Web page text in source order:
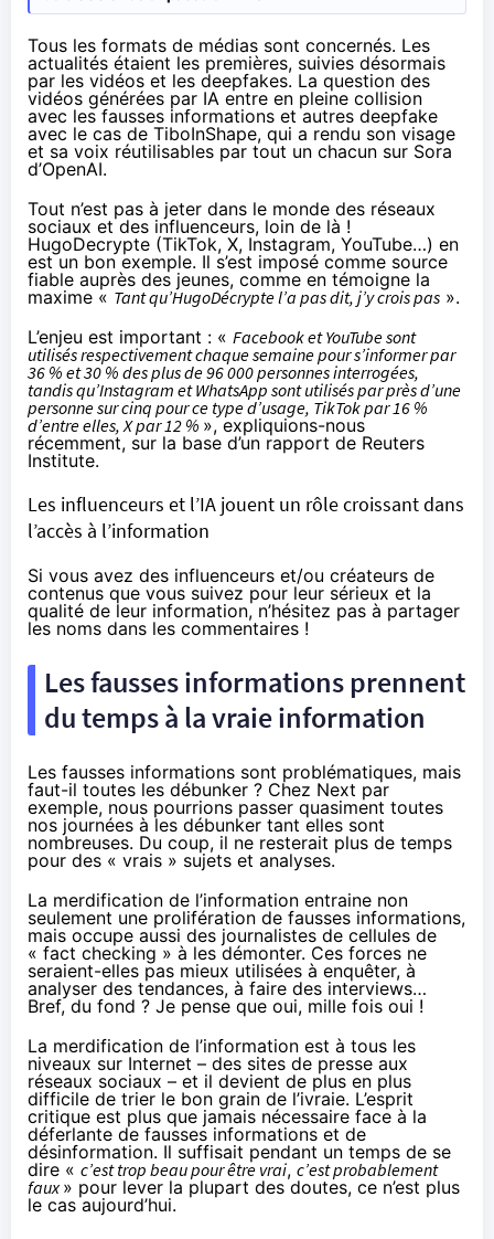
Tous les formats de médias sont concernés. Les
actualités étaient les premières, suivies désormais
par les vidéos et les deepfakes. La question des
vidéos générées par IA entre en pleine collision
avec les fausses informations et autres deepfake
avec le cas de TiboInShape, qui a rendu son visage
et sa voix réutilisables par tout un chacun sur Sora
d’OpenAI.
Tout n’est pas à jeter dans le monde des réseaux
sociaux et des influenceurs, loin de là !
HugoDecrypte (TikTok, X, Instagram, YouTube…) en
est un bon exemple. Il s’est imposé comme source
fiable auprès des jeunes, comme en témoigne la
maxime « Tant qu’HugoDécrypte l’a pas dit, j’y crois pas ».
L’enjeu est important : « Facebook et YouTube sont
utilisés respectivement chaque semaine pour s’informer par
36 % et 30 % des plus de 96 000 personnes interrogées,
tandis qu’Instagram et WhatsApp sont utilisés par près d’une
personne sur cinq pour ce type d’usage, TikTok par 16 %
d’entre elles, X par 12 % », expliquions-nous
récemment, sur la base d’un rapport de Reuters
Institute.
Les influenceurs et l’IA jouent un rôle croissant dans
l’accès à l’information
Si vous avez des influenceurs et/ou créateurs de
contenus que vous suivez pour leur sérieux et la
qualité de leur information, n’hésitez pas à partager
les noms dans les commentaires !
Les fausses informations prennent
du temps à la vraie information
Les fausses informations sont problématiques, mais
faut-il toutes les débunker ? Chez Next par
exemple, nous pourrions passer quasiment toutes
nos journées à les débunker tant elles sont
nombreuses. Du coup, il ne resterait plus de temps
pour des « vrais » sujets et analyses.
La merdification de l’information entraine non
seulement une prolifération de fausses informations,
mais occupe aussi des journalistes de cellules de
« fact checking » à les démonter. Ces forces ne
seraient-elles pas mieux utilisées à enquêter, à
analyser des tendances, à faire des interviews…
Bref, du fond ? Je pense que oui, mille fois oui !
La merdification de l’information est à tous les
niveaux sur Internet – des sites de presse aux
réseaux sociaux – et il devient de plus en plus
difficile de trier le bon grain de l’ivraie. L’esprit
critique est plus que jamais nécessaire face à la
déferlante de fausses informations et de
désinformation. Il suffisait pendant un temps de se
dire « c’est trop beau pour être vrai, c’est probablement
faux» pour lever la plupart des doutes, ce n’est plus
le cas aujourd’hui.